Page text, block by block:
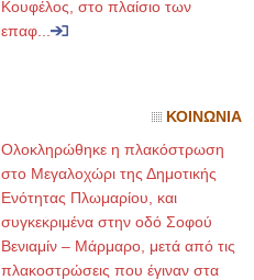
Κουφέλος, στο πλαίσιο των
επαφ...
ΚΟΙΝΩΝΙΑ
Ολοκληρώθηκε η πλακόστρωση
στο Μεγαλοχώρι της Δημοτικής
Ενότητας Πλωμαρίου, και
συγκεκριμένα στην οδό Σοφού
Βενιαμίν – Μάρμαρο, μετά από τις
πλακοστρώσεις που έγιναν στα